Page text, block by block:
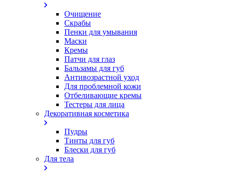
Очищение
Скрабы
Пенки для умывания
Маски
Кремы
Патчи для глаз
Бальзамы для губ
Антивозрастной уход
Для проблемной кожи
Oтбеливающие кремы
Тестеры для лица
Декоративная косметика
Пудры
Тинты для губ
Блески для губ
Для тела